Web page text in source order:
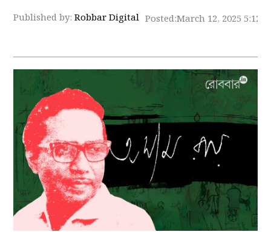
Published by:Robbar Digital Posted:March 12, 2025 5:12